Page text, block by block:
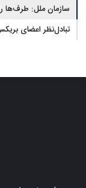
سازمان ملل: طرف‌ها
تبادل‌نظر اعضای